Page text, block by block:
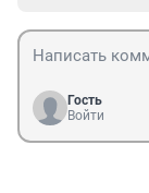
Гость
Войти